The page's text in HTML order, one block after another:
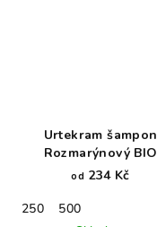
Urtekram šampon
Rozmarýnový BIO
od 234 Kč
250
500